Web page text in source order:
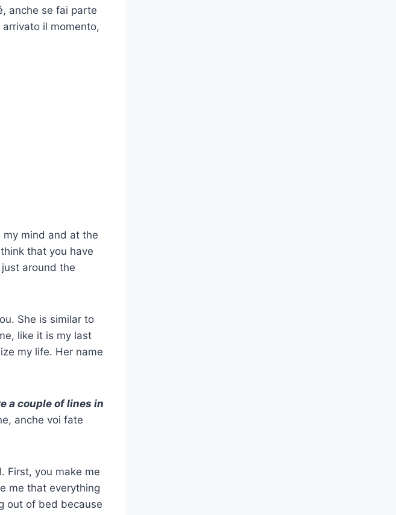
anche se fai parte
il momento,
my mind and at the
that you have
around the
She is similar to
like it is my last
my life. Her name
a couple of lines in
anche voi fate
First, you make me
me that everything
out of bed because